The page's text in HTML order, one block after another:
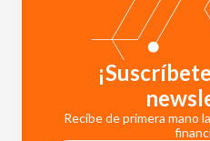
Recibe de primera mano